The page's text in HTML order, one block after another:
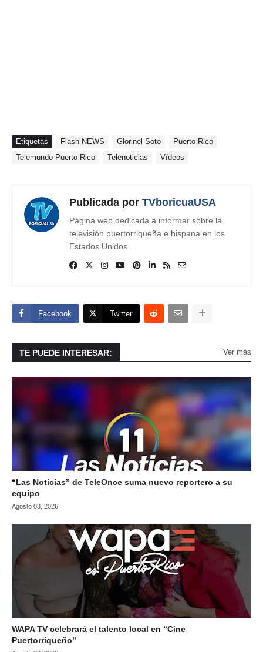
Etiquetas Flash NEWS Glorinel Soto
Puerto Rico
Telemundo Puerto Rico
Telenoticias Vídeos
Publicada por TVboricuaUSA
Página web dedicada a informar sobre la
televisión puertorriqueña e hispana en los
Estados Unidos.
Facebook Twitter
TE PUEDE INTERESAR: Ver más
“Las Noticias” de TeleOnce suma nuevo reportero a su
equipo
Agosto 03, 2026
WAPA TV celebrará el talento local en “Cine
Puertorriqueño”